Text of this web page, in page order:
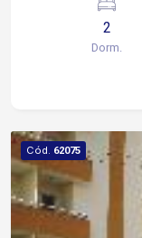
Área de
eletrônico Estuda apartamento como parte do
pagamento!
2
Dorm.
Cód. 62075